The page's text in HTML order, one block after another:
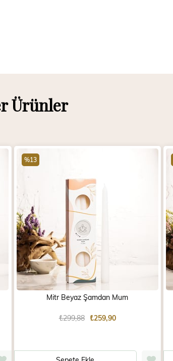
Ürünler
Mitr Beyaz Şamdan Mum
₺259,90
₺299,88
%13